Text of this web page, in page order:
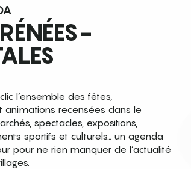
l’ensemble des fêtes,
animations recensées dans le
spectacles, expositions,
sportifs et culturels… un agenda
pour ne rien manquer de l’actualité